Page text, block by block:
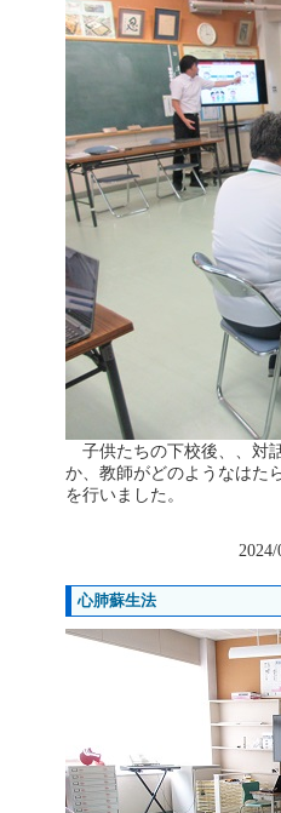
子供たちの下校後、、対
か、教師がどのようなはた
を行いました。
心肺蘇生法